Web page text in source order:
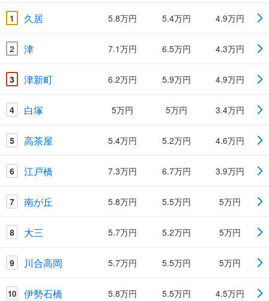
1 久居 5.8万円 5.4万円 4.9万円
2 津 7.1万円 6.5万円 4.3万円
3 津新町 6.2万円 5.9万円 4.9万円
4 白塚 5万円 5万円 3.4万円
5 高茶屋 5.4万円 5.2万円 4.6万円
6 江戸橋 7.3万円 6.7万円 3.9万円
7 南が丘 5.8万円 5.5万円 5万円
8 大三 5.7万円 5.2万円 5万円
9 川合高岡 5.7万円 5.5万円 5万円
10 伊勢石橋 5.8万円 5.5万円 4.5万円